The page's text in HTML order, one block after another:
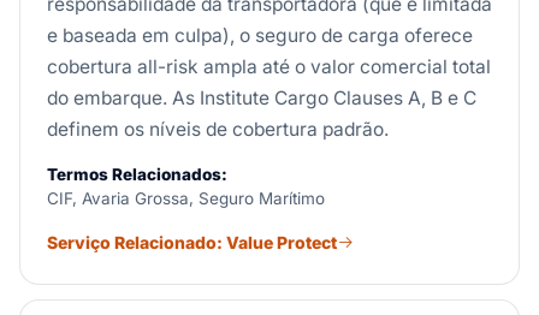
e baseada em culpa), o seguro de carga oferece
cobertura all-risk ampla até o valor comercial total
do embarque. As Institute Cargo Clauses A, B e C
definem os níveis de cobertura padrão.
Termos Relacionados:
CIF, Avaria Grossa, Seguro Marítimo
Serviço Relacionado: Value Protect